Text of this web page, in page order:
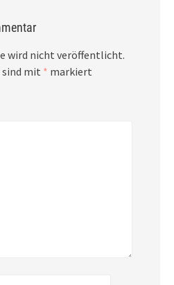
wird nicht veröffentlicht.
sind mit * markiert